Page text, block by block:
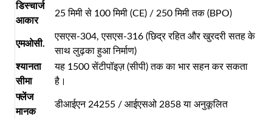
डिस्चार्ज
आकार
25 मिमी से 100 मिमी (CE) / 250 मिमी तक (BPO)
एमओसी.
एसएस-304, एसएस-316 (छिद्र रहित और खुरदरी सतह के
साथ लुढ़का हुआ निर्माण)
श्यानता
सीमा
यह 1500 सेंटीपॉइज़ (सीपी) तक का भार सहन कर सकता
है।
फ्लेंज
मानक
डीआईएन 24255 / आईएसओ 2858 या अनुकूलित